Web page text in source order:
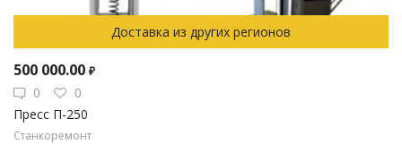
Доставка из других регионов
500 000.00 ₽
0
0
Пресс П-250
Станкоремонт